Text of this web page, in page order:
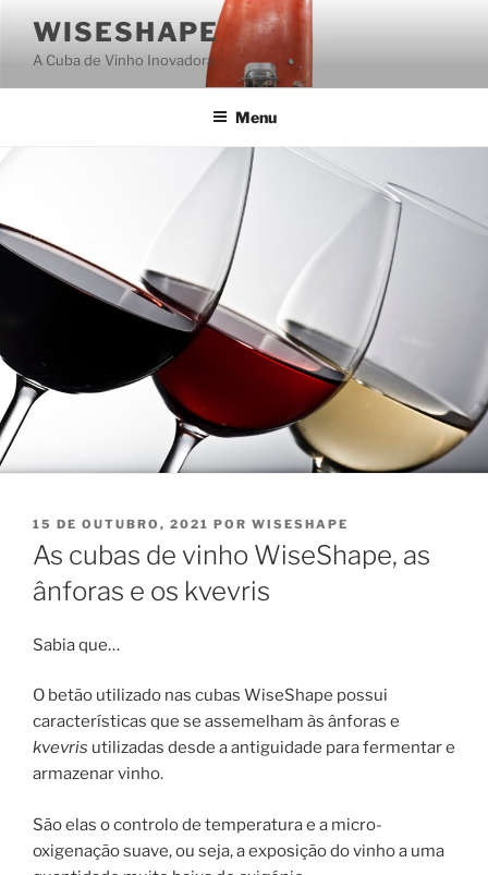
conteúdo
WISESHAPE
A Cuba de Vinho Inovadora
Menu
PUBLICADO
EM
15 DE OUTUBRO, 2021 POR WISESHAPE
As cubas de vinho WiseShape, as
ânforas e os kvevris
Sabia que…
O betão utilizado nas cubas WiseShape possui
características que se assemelham às ânforas e
kvevris utilizadas desde a antiguidade para fermentar e
armazenar vinho.
São elas o controlo de temperatura e a micro-
oxigenação suave, ou seja, a exposição do vinho a uma